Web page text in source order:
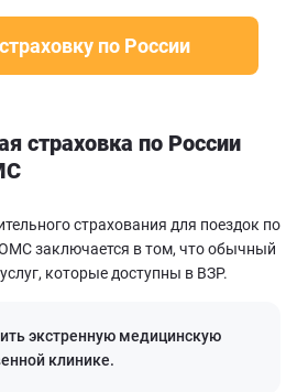
по России
страховка по России
страхования для поездок по
ОМС заключается в том, что обычный
которые доступны в ВЗР.
экстренную медицинскую
клинике.